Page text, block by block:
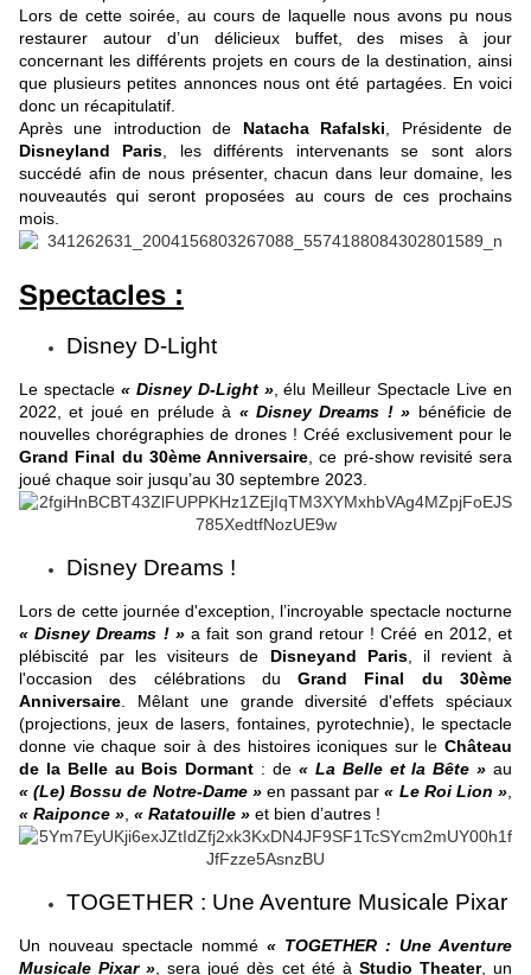
Lors de cette soirée, au cours de laquelle nous avons pu nous
restaurer autour d’un délicieux buffet, des mises à jour
concernant les différents projets en cours de la destination, ainsi
que plusieurs petites annonces nous ont été partagées. En voici
donc un récapitulatif.
Après une introduction de Natacha Rafalski , Présidente de
Disneyland Paris , les différents intervenants se sont alors
succédé afin de nous présenter, chacun dans leur domaine, les
nouveautés qui seront proposées au cours de ces prochains
mois.
Spectacles :
Disney D-Light
Le spectacle « Disney D-Light », élu Meilleur Spectacle Live en
2022, et joué en prélude à « Disney Dreams ! » bénéficie de
nouvelles chorégraphies de drones ! Créé exclusivement pour le
Grand Final du 30ème Anniversaire , ce pré-show revisité sera
joué chaque soir jusqu’au 30 septembre 2023.
Disney Dreams !
Lors de cette journée d'exception, l’incroyable spectacle nocturne
« Disney Dreams ! »a fait son grand retour ! Créé en 2012, et
plébiscité par les visiteurs de Disneyand Paris, il revient à
l'occasion des célébrations duGrand Final du 30ème
Anniversaire . Mêlant une grande diversité d'effets spéciaux
(projections, jeux de lasers, fontaines, pyrotechnie), le spectacle
donne vie chaque soir à des histoires iconiques sur le Château
de la Belle au Bois Dormant : de « La Belle et la Bête » au
« (Le) Bossu de Notre-Dame »en passant par« Le Roi Lion »
« Raiponce » « Ratatouille » et bien d’autres !
TOGETHER : Une Aventure Musicale Pixar
Un nouveau spectacle nommé « TOGETHER : Une Aventure
Musicale Pixar » , sera joué dès cet été à Studio Theater, un